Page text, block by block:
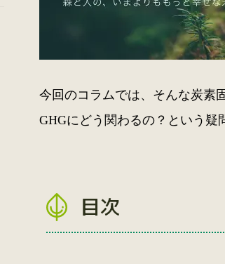
今回のコラムでは、そんな炭素
GHGにどう関わるの？という疑
目次